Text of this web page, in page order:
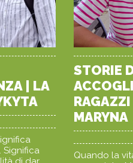
| LA
Significa
STORIE
MARYNA
Quando la